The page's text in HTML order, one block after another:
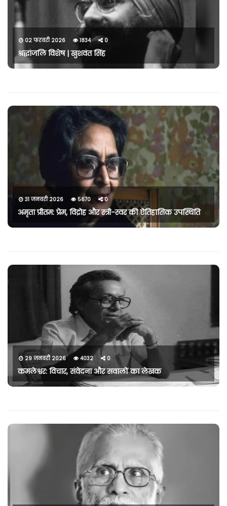
02 फरवरी 2026 1834 0
श्रद्धांजलि विशेष | खुशवंत सिंह
31 जनवरी 2026 5670 0
अमृता प्रीतम: प्रेम, विद्रोह और स्त्री-स्वर की ऐतिहासिक उपस्थिति
29 जनवरी 2026 4032 0
कमलेश्वर: विचार, संवेदना और सवालों का लेखक